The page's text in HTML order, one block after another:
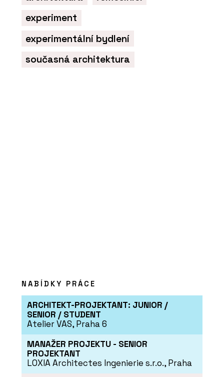
experiment
experimentální bydlení
současná architektura
NABÍDKY PRÁCE
ARCHITEKT-PROJEKTANT: JUNIOR /
SENIOR / STUDENT
Atelier VAS, Praha 6
MANAŽER PROJEKTU - SENIOR
PROJEKTANT
LOXIA Architectes Ingenierie s.r.o., Praha